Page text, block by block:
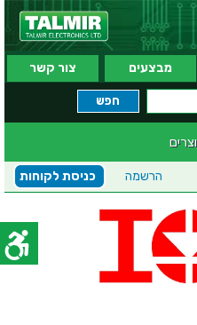
מבצעים צור קשר
כניסת לקוחות הרשמה